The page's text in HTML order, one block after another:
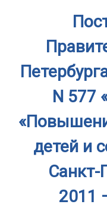
N 577
детей и
Санкт-
2011